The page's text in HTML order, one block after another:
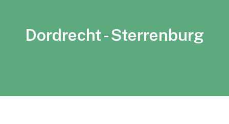
Dordrecht - Sterrenburg